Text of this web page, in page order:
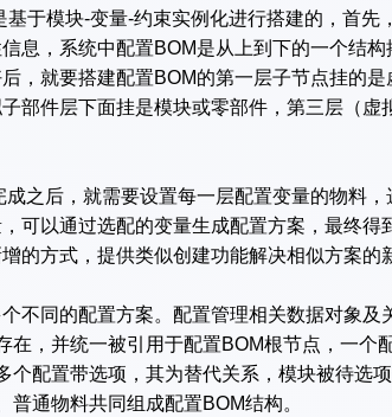
于模块-变量-约束实例化进行搭建的，首先
息，系统中配置BOM是从上到下的一个结
，就要搭建配置BOM的第一层子节点挂的
部件层下面挂是模块或零部件，第三层（虚
之后，就需要设置每一层配置变量的物料
可以通过选配的变量生成配置方案，最终得
的方式，提供类似创建功能解决相似方案的
不同的配置方案。配置管理相关数据对象及
在，并统一被引用于配置BOM根节点，一个
个配置带选项，其为替代关系，模块被待选
普通物料共同组成配置BOM结构。